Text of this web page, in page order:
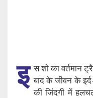
इ स शो का
बाद के जीवन के
की जिंदगी में